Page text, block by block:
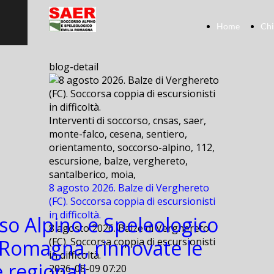
Home
blog-detail
Interventi di soccorso, cnsas, saer,
monte-falco, cesena, sentiero,
orientamento, soccorso-alpino, 112,
escursione, balze, verghereto,
santalberico, moia,
8 agosto 2026. Balze di Verghereto
(FC). Soccorsa coppia di escursionisti
in difficoltà.
8 agosto 2026. Balze di Verghereto
(FC). Soccorsa coppia di escursionisti
in difficoltà.
2026-08-09 07:20
Alpino e Speleologico
rinnovate le